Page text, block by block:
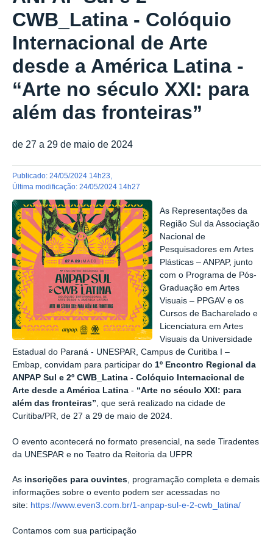
CWB_Latina - Colóquio
Internacional de Arte
desde a América Latina -
“Arte no século XXI: para
além das fronteiras”
de 27 a 29 de maio de 2024
publicado: 24/05/2024 14h23
última modificação: 24/05/2024 14h27
As Representações da
Região Sul da Associação
Nacional de
Pesquisadores em Artes
Plásticas – ANPAP, junto
com o Programa de Pós-
Graduação em Artes
Visuais – PPGAV e os
Cursos de Bacharelado e
Licenciatura em Artes
Visuais da Universidade
Estadual do Paraná - UNESPAR, Campus de Curitiba I –
Embap, convidam para participar do 1º Encontro Regional da
ANPAP Sul e 2º CWB_Latina - Colóquio Internacional de
Arte desde a América Latina - “Arte no século XXI: para
além das fronteiras”, que será realizado na cidade de
Curitiba/PR, de 27 a 29 de maio de 2024.
O evento acontecerá no formato presencial, na sede Tiradentes
da UNESPAR e no Teatro da Reitoria da UFPR
As inscrições para ouvintes, programação completa e demais
informações sobre o evento podem ser acessadas no
site: https://www.even3.com.br/1-anpap-sul-e-2-cwb_latina/
Contamos com sua participação